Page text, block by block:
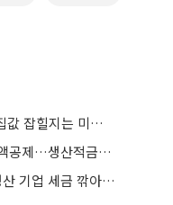
“부동산 세제 큰 틀엔 공감⋯서울 집값 잡힐지는 미지수”
반도체·이차전지 국내 생산하면 세액공제…생산적금융 ISA 신설
태양광ㆍ반도체 전략품목⋯국내 생산 기업 세금 깎아준다